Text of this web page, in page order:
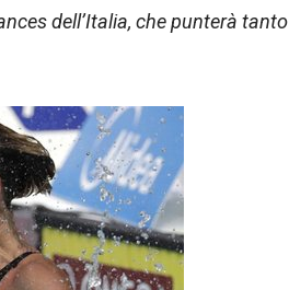
dell’Italia, che punterà tanto